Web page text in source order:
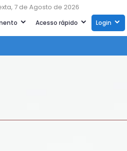
7 de Agosto de 2026
Acesso rápido Login